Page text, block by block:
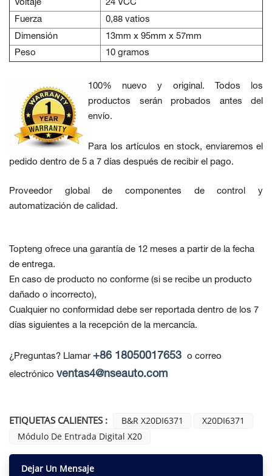
Voltaje
24 VCC
Fuerza
0,88 vatios
Dimensión
13mm x 95mm x 57mm
Peso
10 gramos
100% nuevo y original. Todos los
productos serán probados antes del
envío.
Para los artículos en stock, enviaremos el
pedido dentro de 5 a 7 días después de recibir el pago.
Proveedor global de componentes de control y
automatización de calidad.
Topteng ofrece una garantía de 12 meses a partir de la fecha
de entrega.
En caso de producto no conforme (si se recibe un producto
dañado o incorrecto),
Cualquier no conformidad debe ser reportada dentro de los 7
días siguientes a la recepción de la mercancía.
¿Preguntas? Llamar +86 18050017653 o correo
electrónico ventas4@nseauto.com
ETIQUETAS CALIENTES : B&R X20DI6371
X20DI6371
Módulo De Entrada Digital X20
Dejar Un Mensaje